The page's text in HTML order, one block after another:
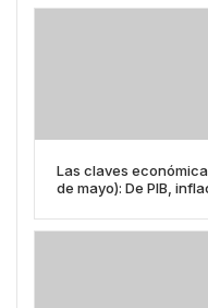
Las claves
de mayo): De PIB,